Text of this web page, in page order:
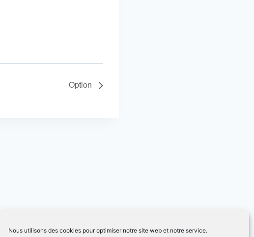
Nous utilisons des cookies pour optimiser notre site web et notre service.
Option